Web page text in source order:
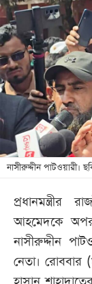
আর্কাইভ
আজকের
পত্রিকা
ই-
পেপার
নাসীরুদ্দীন পাটওয়ারী।
প্রধানমন্ত্রীর
আহমেদকে
নাসীরুদ্দীন
নেতা। রোববার